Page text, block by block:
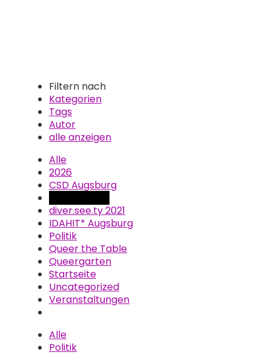
Filtern nach
Kategorien
Tags
Autor
alle anzeigen
Alle
2026
CSD Augsburg
diver.see.ty 2021
IDAHIT* Augsburg
Politik
Queer the Table
Queergarten
Startseite
Uncategorized
Veranstaltungen
Alle
Politik